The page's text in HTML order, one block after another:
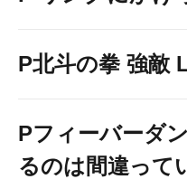
P北斗の拳 強敵
Pフィーバーダ
るのは間違って